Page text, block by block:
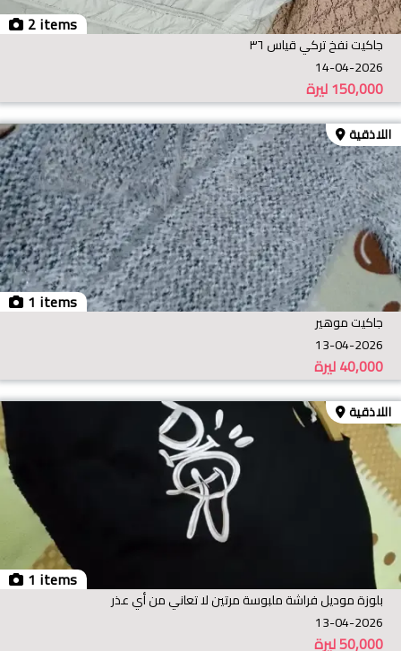
2 items
جاكيت نفخ تركي قياس ٣٦
14-04-2026
ليرة150,000
1 items
اللاذقية
جاكيت موهير
13-04-2026
ليرة40,000
1 items
اللاذقية
بلوزة موديل فراشة ملبوسة مرتين لا تعاني من أي عذر
13-04-2026
ليرة50,000